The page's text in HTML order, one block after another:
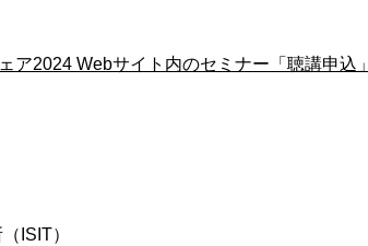
ア2024 Webサイト内のセミナー「聴講申込」
ISIT）